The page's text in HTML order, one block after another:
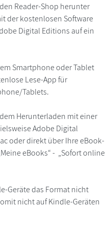
Reader-Shop herunter
der kostenlosen Software
Digital Editions auf ein
Smartphone oder Tablet
Lese-App für
Tablets.
Herunterladen mit einer
Adobe Digital
oder direkt über Ihre eBook-
eBooks“ - „Sofort online
Geräte das Format nicht
nicht auf Kindle-Geräten